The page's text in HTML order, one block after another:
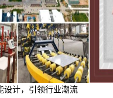
计，引领行业潮流